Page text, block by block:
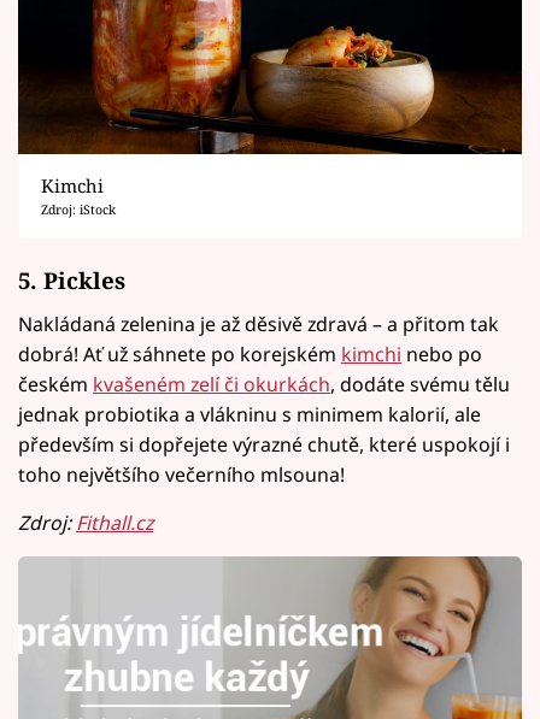
Kimchi
Zdroj: iStock
5. Pickles
Nakládaná zelenina je až děsivě zdravá – a přitom tak
dobrá! Ať už sáhnete po korejském kimchi nebo po
českém kvašeném zelí či okurkách, dodáte svému tělu
jednak probiotika a vlákninu s minimem kalorií, ale
především si dopřejete výrazné chutě, které uspokojí i
toho největšího večerního mlsouna!
Zdroj:Fithall.cz